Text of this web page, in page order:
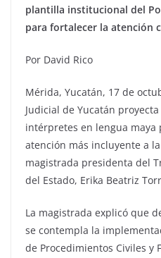
plantilla institucional del
para fortalecer la atención
Por David Rico
Mérida, Yucatán, 17 de
Judicial de Yucatán
intérpretes en lengua maya
atención más incluyente a
magistrada presidenta del
del Estado, Erika Beatriz
La magistrada explicó que
se contempla la
de Procedimientos Civiles y